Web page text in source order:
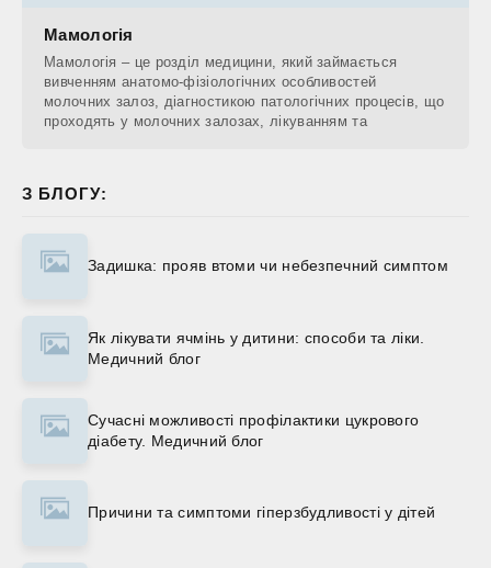
Мамологія
Мамологія – це розділ медицини, який займається
вивченням анатомо-фізіологічних особливостей
молочних залоз, діагностикою патологічних процесів, що
проходять у молочних залозах, лікуванням та
З БЛОГУ:
Задишка: прояв втоми чи небезпечний симптом
Як лікувати ячмінь у дитини: способи та ліки.
Медичний блог
Сучасні можливості профілактики цукрового
діабету. Медичний блог
Причини та симптоми гіперзбудливості у дітей